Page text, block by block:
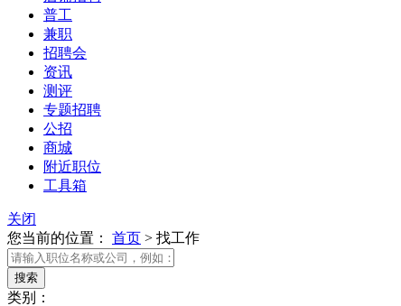
普工
兼职
招聘会
资讯
测评
专题招聘
公招
商城
附近职位
工具箱
关闭
您当前的位置： 首页 > 找工作
类别：